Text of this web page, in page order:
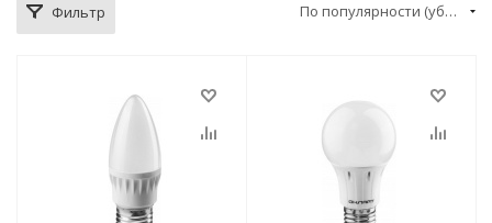
Фильтр По популярности (убывание)